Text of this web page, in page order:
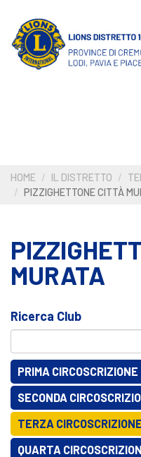
contenuto
principale
HOME IL DISTRETTO
PIZZIGHETTONE CITTÀ
MURATA
Ricerca Club
PRIMA CIRCOSCRIZIONE
SECONDA
TERZA CIRCOSCRIZIONE
QUARTA